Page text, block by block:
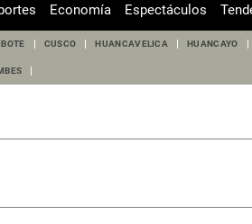
Economía Espectáculos
CUSCO HUANCAVELICA HUANCAYO